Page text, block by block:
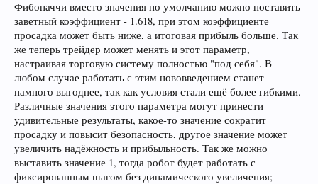
Фибоначчи вместо значения по умолчанию можно поставить
заветный коэффициент - 1.618, при этом коэффициенте
просадка может быть ниже, а итоговая прибыль больше. Так
же теперь трейдер может менять и этот параметр,
настраивая торговую систему полностью "под себя". В
любом случае работать с этим нововведением станет
намного выгоднее, так как условия стали ещё более гибкими.
Различные значения этого параметра могут принести
удивительные результаты, какое-то значение сократит
просадку и повысит безопасность, другое значение может
увеличить надёжность и прибыльность. Так же можно
выставить значение 1, тогда робот будет работать с
фиксированным шагом без динамического увеличения;